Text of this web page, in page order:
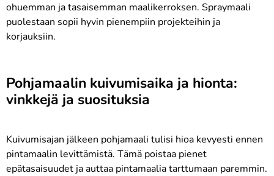
ohuemman ja tasaisemman maalikerroksen. Spraymaali
puolestaan sopii hyvin pienempiin projekteihin ja
korjauksiin.
Pohjamaalin kuivumisaika ja hionta:
vinkkejä ja suosituksia
Kuivumisajan jälkeen pohjamaali tulisi hioa kevyesti ennen
pintamaalin levittämistä. Tämä poistaa pienet
epätasaisuudet ja auttaa pintamaalia tarttumaan paremmin.